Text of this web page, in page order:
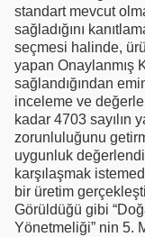
standart mevcut
sağladığını
seçmesi halinde,
yapan Onaylanmış
sağlandığından
inceleme ve
kadar 4703 sayılın
zorunluluğunu
uygunluk
karşılaşmak
bir üretim
Görüldüğü gibi
Yönetmeliği” nin 5.